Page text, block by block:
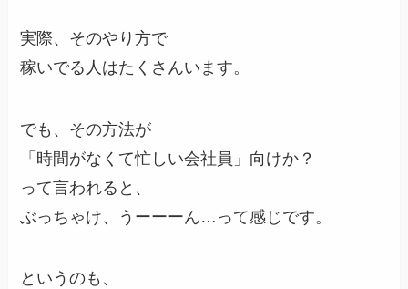
実際、そのやり方で
稼いでる人はたくさんいます。
でも、その方法が
「時間がなくて忙しい会社員」向けか？
って言われると、
ぶっちゃけ、うーーーん…って感じです。
というのも、